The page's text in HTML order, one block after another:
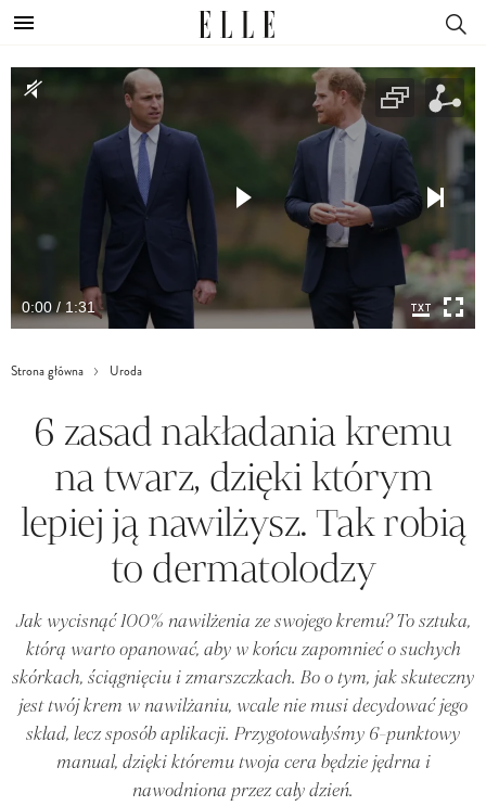
0:00 / 1:31
Strona główna Uroda
6 zasad nakładania kremu
na twarz, dzięki którym
lepiej ją nawilżysz. Tak robią
to dermatolodzy
Jak wycisnąć 100% nawilżenia ze swojego kremu? To sztuka,
którą warto opanować, aby w końcu zapomnieć o suchych
skórkach, ściągnięciu i zmarszczkach. Bo o tym, jak skuteczny
jest twój krem w nawilżaniu, wcale nie musi decydować jego
skład, lecz sposób aplikacji. Przygotowałyśmy 6-punktowy
manual, dzięki któremu twoja cera będzie jędrna i
nawodniona przez cały dzień.